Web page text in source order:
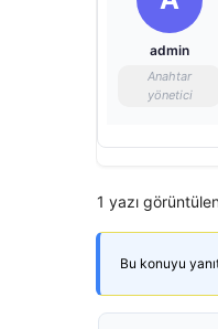
admin
Anahtar
yönetici
1 yazı
Bu konuyu